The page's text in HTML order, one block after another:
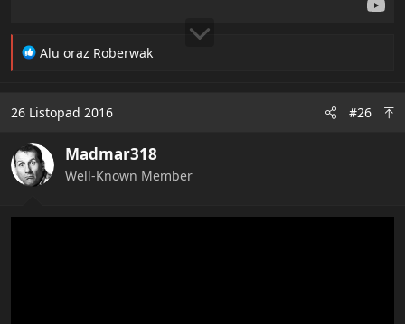
R
t
o
n
s
Alu oraz Roberwak
26 Listopad 2016 #26
Madmar318
Well-Known Member